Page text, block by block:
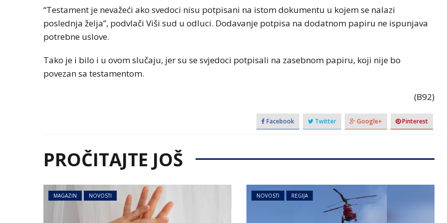
“Testament je nevažeći ako svedoci nisu potpisani na istom dokumentu u kojem se nalazi
poslednja želja”, podvlači Viši sud u odluci. Dodavanje potpisa na dodatnom papiru ne ispunjava
potrebne uslove.
Tako je i bilo i u ovom slučaju, jer su se svjedoci potpisali na zasebnom papiru, koji nije bo
povezan sa testamentom.
(B92)
Facebook Twitter Google+ Pinterest
PROČITAJTE JOŠ
MAGAZIN NOVOSTI NOVOSTI REGIJA